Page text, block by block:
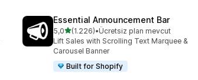
Essential Announcement Bar
5,05 yıldız üzerinden
(1.226)
toplam 1226 değerlendirme
•Ücretsiz plan mevcut
Lift Sales with Scrolling Text Marquee &
Carousel Banner
Built for Shopify